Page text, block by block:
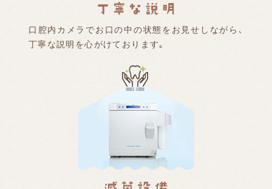
口腔内カメラでお口の中の状態をお見せしながら､
丁寧な説明を心がけております｡